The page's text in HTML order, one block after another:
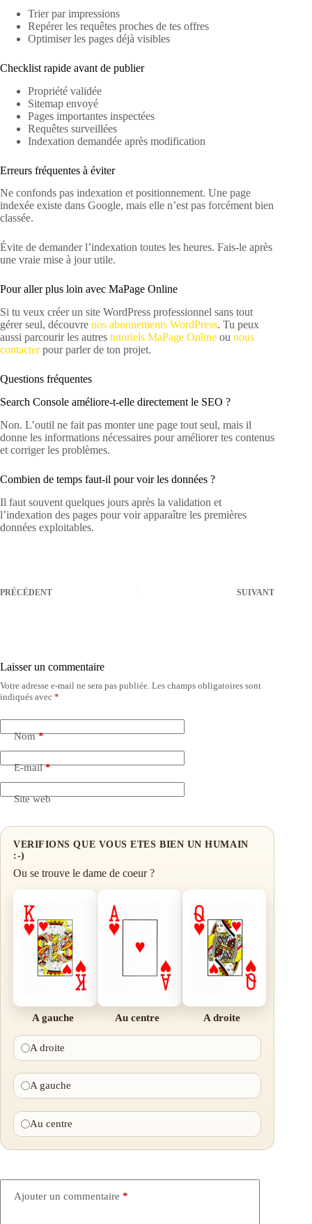
Trier par impressions
Repérer les requêtes proches de tes offres
Optimiser les pages déjà visibles
Checklist rapide avant de publier
Propriété validée
Sitemap envoyé
Pages importantes inspectées
Requêtes surveillées
Indexation demandée après modification
Erreurs fréquentes à éviter
Ne confonds pas indexation et positionnement. Une page
indexée existe dans Google, mais elle n’est pas forcément bien
classée.
Évite de demander l’indexation toutes les heures. Fais-le après
une vraie mise à jour utile.
Pour aller plus loin avec MaPage Online
Si tu veux créer un site WordPress professionnel sans tout
gérer seul, découvre nos abonnements WordPress. Tu peux
aussi parcourir les autres tutoriels MaPage Online ou nous
contacterpour parler de ton projet.
Questions fréquentes
Search Console améliore-t-elle directement le SEO ?
Non. L’outil ne fait pas monter une page tout seul, mais il
donne les informations nécessaires pour améliorer tes contenus
et corriger les problèmes.
Combien de temps faut-il pour voir les données ?
Il faut souvent quelques jours après la validation et
l’indexation des pages pour voir apparaître les premières
données exploitables.
PRÉCÉDENT SUIVANT
Laisser un commentaire
Votre adresse e-mail ne sera pas publiée. Les champs obligatoires sont
indiqués avec *
Nom*
E-mail*
Site web
VERIFIONS QUE VOUS ETES BIEN UN HUMAIN
:-)
Ou se trouve le dame de coeur ?
A gauche Au centre A droite
A droite
A gauche
Au centre
Ajouter un commentaire *